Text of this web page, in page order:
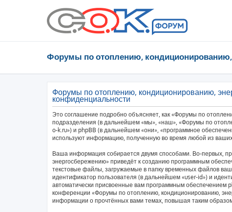
Форумы по отоплению,
Форумы по отоплению, кондиционированию,
конфиденциальности
Это соглашение подробно объясняет, как «Форумы по
подразделения (в дальнейшем «мы», «наш», «Форумы по
o-k.ru») и phpBB (в дальнейшем «они», «программное
используют информацию, полученную во время любой из
Ваша информация собирается двумя способами. Во-первых,
энергосбережению» приведёт к созданию программным
текстовые файлы, загружаемые в папку временных файлов
идентификатор пользователя (в дальнейшем «user-id») и
автоматически присвоенные вам программным обеспечением
конференции «Форумы по отоплению, кондиционированию,
информации о прочтённых вами темах, повышая таким